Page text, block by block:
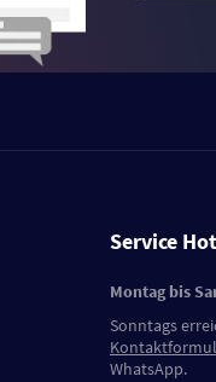
Service
Montag bis
Sonntags
WhatsApp.